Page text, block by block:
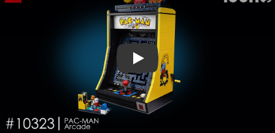
Play